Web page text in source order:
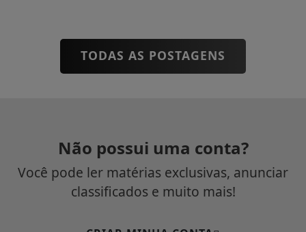
TODAS AS POSTAGENS
Não possui uma conta?
Você pode ler matérias exclusivas, anunciar
classificados e muito mais!